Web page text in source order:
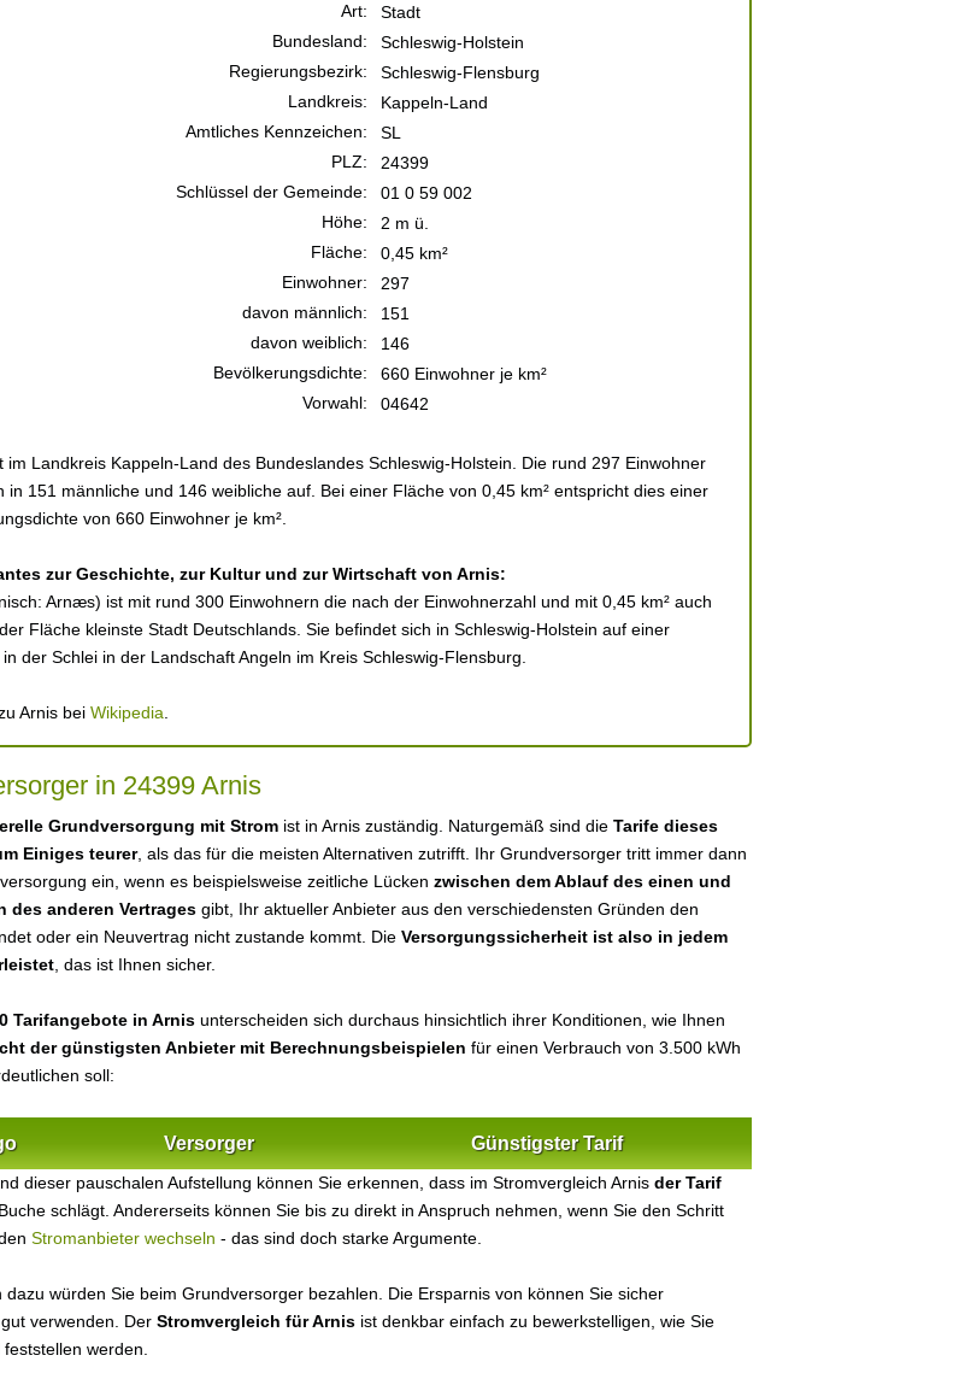
Art:
Stadt
Bundesland:
Schleswig-Holstein
Regierungsbezirk:
Schleswig-Flensburg
Landkreis:
Kappeln-Land
Amtliches Kennzeichen:
SL
PLZ:
24399
Schlüssel der Gemeinde:
01 0 59 002
Höhe:
2 m ü.
Fläche:
0,45 km²
Einwohner:
297
davon männlich:
151
davon weiblich:
146
Bevölkerungsdichte:
660 Einwohner je km²
Vorwahl:
04642
im Landkreis Kappeln-Land des Bundeslandes Schleswig-Holstein. Die rund 297 Einwohner
in 151 männliche und 146 weibliche auf. Bei einer Fläche von 0,45 km² entspricht dies einer
von 660 Einwohner je km².
zur Geschichte, zur Kultur und zur Wirtschaft von Arnis:
Arnæs) ist mit rund 300 Einwohnern die nach der Einwohnerzahl und mit 0,45 km² auch
Fläche kleinste Stadt Deutschlands. Sie befindet sich in Schleswig-Holstein auf einer
der Schlei in der Landschaft Angeln im Kreis Schleswig-Flensburg.
Arnis bei Wikipedia
in 24399 Arnis
Grundversorgung mit Strom ist in Arnis zuständig. Naturgemäß sind die Tarife dieses
Einiges teurer, als das für die meisten Alternativen zutrifft. Ihr Grundversorger tritt immer dann
ein, wenn es beispielsweise zeitliche Lücken zwischen dem Ablauf des einen und
des anderen Vertrages gibt, Ihr aktueller Anbieter aus den verschiedensten Gründen den
oder ein Neuvertrag nicht zustande kommt. Die Versorgungssicherheit ist also in jedem
, das ist Ihnen sicher.
Tarifangebote in Arnis unterscheiden sich durchaus hinsichtlich ihrer Konditionen, wie Ihnen
der günstigsten Anbieter mit Berechnungsbeispielen für einen Verbrauch von 3.500 kWh
soll:
Versorger Günstigster Tarif
dieser pauschalen Aufstellung können Sie erkennen, dass im Stromvergleich Arnis der Tarif
schlägt. Andererseits können Sie bis zu direkt in Anspruch nehmen, wenn Sie den Schritt
Stromanbieter wechseln - das sind doch starke Argumente.
dazu würden Sie beim Grundversorger bezahlen. Die Ersparnis von können Sie sicher
verwenden. Der Stromvergleich für Arnis ist denkbar einfach zu bewerkstelligen, wie Sie
werden.